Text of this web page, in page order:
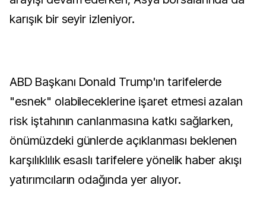
karışık bir seyir izleniyor.
ABD Başkanı Donald Trump'ın tarifelerde
"esnek" olabileceklerine işaret etmesi azalan
risk iştahının canlanmasına katkı sağlarken,
önümüzdeki günlerde açıklanması beklenen
karşılıklılık esaslı tarifelere yönelik haber akışı
yatırımcıların odağında yer alıyor.